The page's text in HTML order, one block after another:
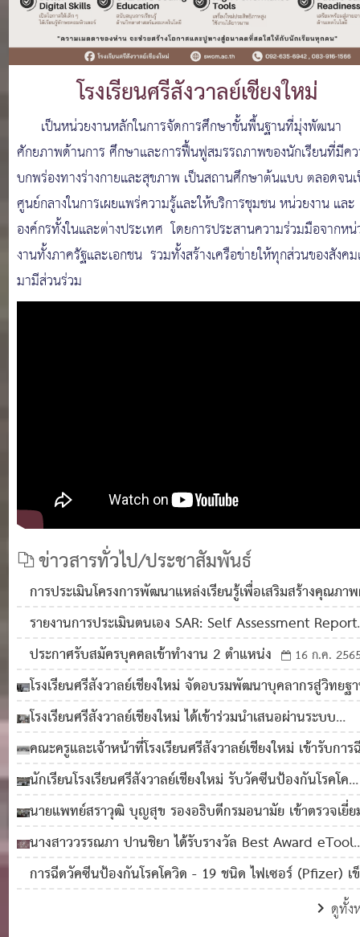
โรงเรียนศรีสังวาลย์เชียงใหม่
เป็นหน่วยงานหลักในการจัดการศึกษาขั้นพื้นฐานที่มุ่งพัฒนา
ศักยภาพด้านการ ศึกษาและการฟื้นฟูสมรรถภาพของนักเรียนที่มีค
บกพร่องทางร่างกายและสุขภาพ เป็นสถานศึกษาต้นแบบ ตลอดจน
ศูนย์กลางในการเผยแพร่ความรู้และให้บริการชุมชน หน่วยงาน และ
องค์กรทั้งในและต่างประเทศ โดยการประสานความร่วมมือจากห
งานทั้งภาครัฐและเอกชน รวมทั้งสร้างเครือข่ายให้ทุกส่วนของสังคม
มามีส่วนร่วม
ข่าวสารทั่วไป/ประชาสัมพันธ์
การประเมินโครงการพัฒนาแหล่งเรียนรู้เพื่อเสริมสร้างคุณภา
เรียน โรงเรียนศรีสังวาลย์เชียงใหม่
11 ก.ย. 2565
0
1,283
รายงานการประเมินตนเอง SAR: Self Assessment Report
2564
09 ส.ค. 2565 0 1,706
ประกาศรับสมัครบุคคลเข้าทำงาน 2 ตำแหน่ง
16 ก.ค.
0
1,989
โรงเรียนศรีสังวาลย์เชียงใหม่ จัดอบรมพัฒนาบุคลากรสู่วิทยฐ
และความก้าวหน้าในวิชาชีพ
24 ต.ค. 2564 0 1,601
โรงเรียนศรีสังวาลย์เชียงใหม่ ได้เข้าร่วมนำเสนอผ่านระบบ
Online
27 ต.ค. 2564 0 1,527
คณะครูและเจ้าหน้าที่โรงเรียนศรีสังวาลย์เชียงใหม่ เข้ารับกา
วัคซีน เข็ม 3 Booster dose : Astrazeneca
03 พ.ย.
0
1,758
นักเรียนโรงเรียนศรีสังวาลย์เชียงใหม่ รับวัคซีนป้องกันโรคโค
วิด-19 ชนิดไฟเซอร์ (Pfizer) เข็มที่ 2
03 พ.ย. 2564
0
1,356
นายแพทย์สราวุฒิ บุญสุข รองอธิบดีกรมอนามัย เข้าตรวจเยี่
เสริมพลัง การดำเนินงานตาม Sandbox Safety Zone in
School
22 ต.ค. 2564 0 1,680
นางสาววรรณภา ปานชิยา ได้รับรางวัล Best Award eTool
(Excel) การแข่งขัน Global IT Challenge 2021 (for
with Disabilities) Final Round
22 ต.ค. 2564
0
การฉีดวัคซีนป้องกันโรคโควิด - 19 ชนิด ไฟเซอร์ (Pfizer) เ
ดูทั้ง